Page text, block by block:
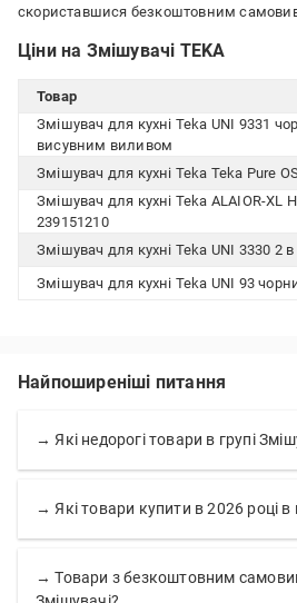
скориставшися безкоштовним
Ціни на Змішувачі TEKA
Товар
Змішувач для кухні Teka UNI 9331
висувним виливом
Змішувач для кухні Teka Teka Pure
Змішувач для кухні Teka ALAIOR-XL
239151210
Змішувач для кухні Teka UNI 3330 2 в
Змішувач для кухні Teka UNI 93
Найпоширеніші питання
→ Які недорогі товари в групі
→ Які товари купити в 2026 році в
→ Товари з безкоштовним